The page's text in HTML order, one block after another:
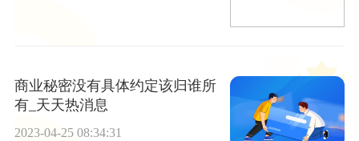
商业秘密没有具体约定该归谁所
有_天天热消息
2023-04-25 08:34:31